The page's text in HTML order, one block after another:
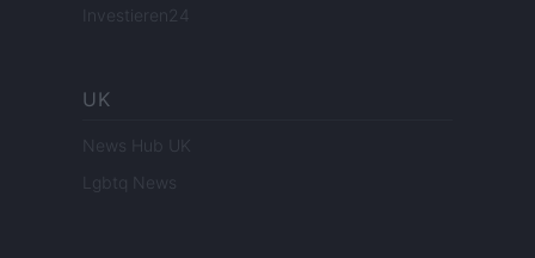
Investieren24
UK
News Hub UK
Lgbtq News